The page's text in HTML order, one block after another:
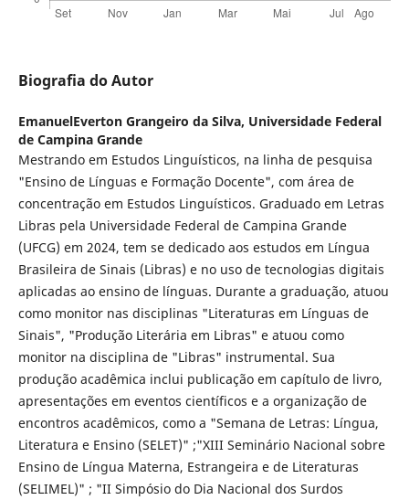
Biografia do Autor
EmanuelEverton Grangeiro da Silva, Universidade Federal
de Campina Grande
Mestrando em Estudos Linguísticos, na linha de pesquisa
"Ensino de Línguas e Formação Docente", com área de
concentração em Estudos Linguísticos. Graduado em Letras
Libras pela Universidade Federal de Campina Grande
(UFCG) em 2024, tem se dedicado aos estudos em Língua
Brasileira de Sinais (Libras) e no uso de tecnologias digitais
aplicadas ao ensino de línguas. Durante a graduação, atuou
como monitor nas disciplinas "Literaturas em Línguas de
Sinais", "Produção Literária em Libras" e atuou como
monitor na disciplina de "Libras" instrumental. Sua
produção acadêmica inclui publicação em capítulo de livro,
apresentações em eventos científicos e a organização de
encontros acadêmicos, como a "Semana de Letras: Língua,
Literatura e Ensino (SELET)" ;"XIII Seminário Nacional sobre
Ensino de Língua Materna, Estrangeira e de Literaturas
(SELIMEL)" ; "II Simpósio do Dia Nacional dos Surdos